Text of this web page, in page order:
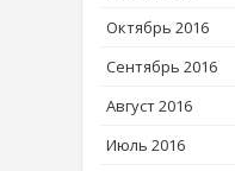
Октябрь 2016
Сентябрь 2016
Август 2016
Июль 2016